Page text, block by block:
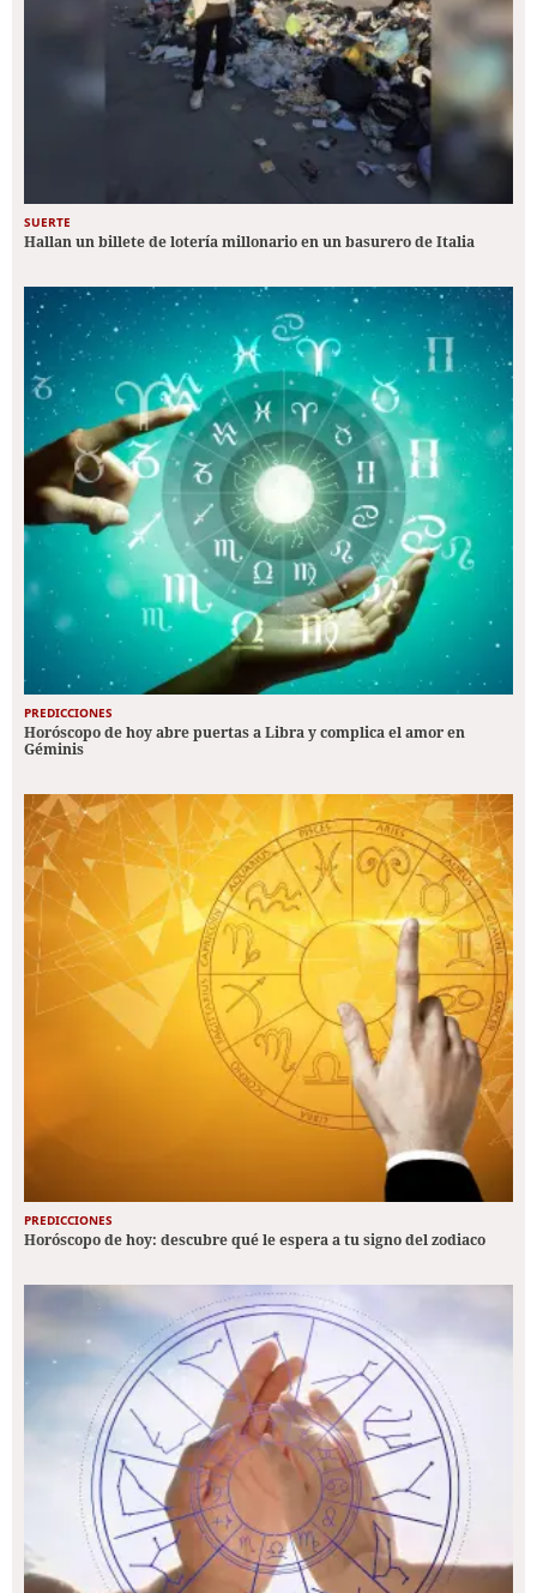
SUERTE
Hallan un billete de lotería millonario en un basurero de Italia
PREDICCIONES
Horóscopo de hoy abre puertas a Libra y complica el amor en
Géminis
PREDICCIONES
Horóscopo de hoy: descubre qué le espera a tu signo del zodiaco